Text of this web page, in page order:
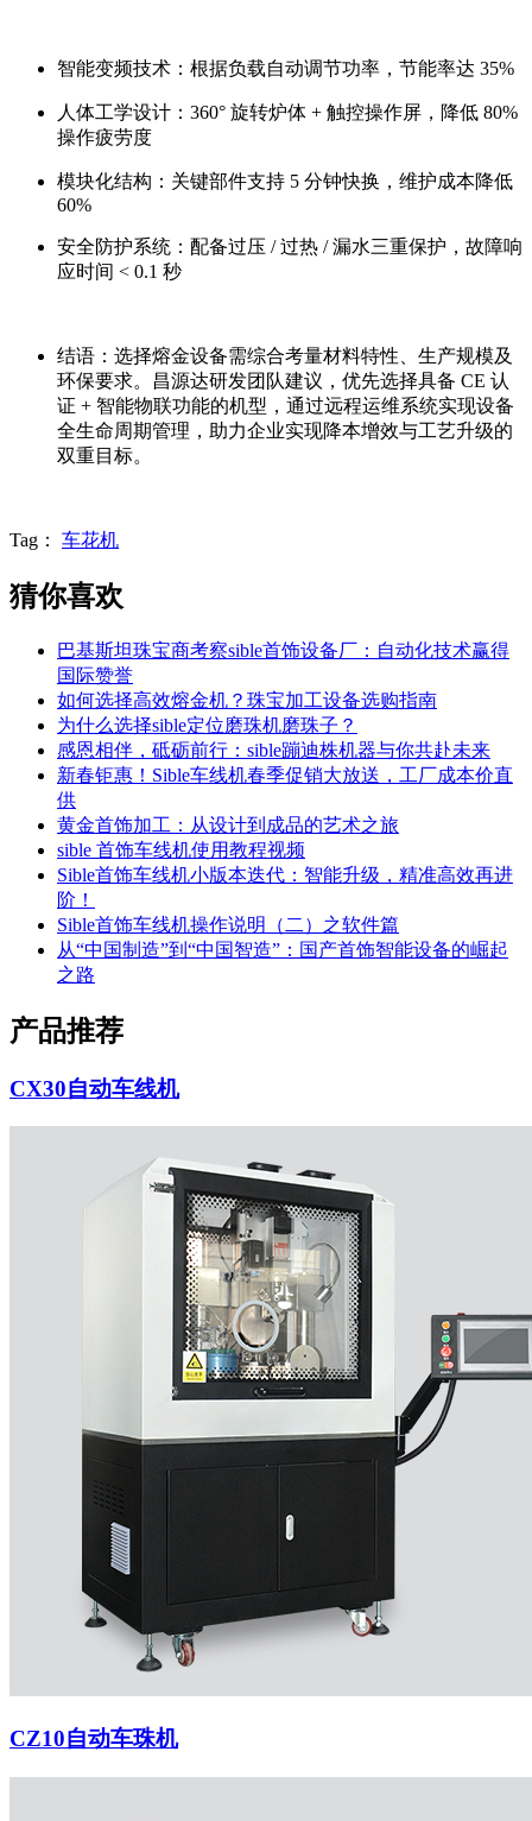
智能变频技术：根据负载自动调节功率，节能率达 35%
人体工学设计：360° 旋转炉体 + 触控操作屏，降低 80%
操作疲劳度
模块化结构：关键部件支持 5 分钟快换，维护成本降低
60%
安全防护系统：配备过压 / 过热 / 漏水三重保护，故障响
应时间 < 0.1 秒
结语：选择熔金设备需综合考量材料特性、生产规模及
环保要求。昌源达研发团队建议，优先选择具备 CE 认
证 + 智能物联功能的机型，通过远程运维系统实现设备
全生命周期管理，助力企业实现降本增效与工艺升级的
双重目标。
Tag： 车花机
猜你喜欢
巴基斯坦珠宝商考察sible首饰设备厂：自动化技术赢得
国际赞誉
如何选择高效熔金机？珠宝加工设备选购指南
为什么选择sible定位磨珠机磨珠子？
感恩相伴，砥砺前行：sible蹦迪株机器与你共赴未来
新春钜惠！Sible车线机春季促销大放送，工厂成本价直
供
黄金首饰加工：从设计到成品的艺术之旅
sible 首饰车线机使用教程视频
Sible首饰车线机小版本迭代：智能升级，精准高效再进
阶！
Sible首饰车线机操作说明（二）之软件篇
从“中国制造”到“中国智造”：国产首饰智能设备的崛起
之路
产品推荐
CX30自动车线机
CZ10自动车珠机